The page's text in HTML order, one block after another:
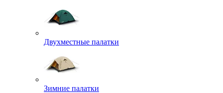
Двухместные палатки
Зимние палатки